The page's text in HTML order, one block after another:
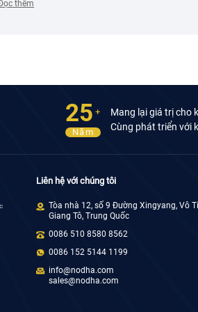
thêm
25 +
Năm
Mang lại giá trị cho
Cùng phát triển với
Liên hệ với chúng tôi
Tòa nhà 12, số 9 Đường Xingyang, Vô
Giang Tô, Trung Quốc
0086 510 8580 8562
0086 152 5144 1199
info@nodha.com
sales@nodha.com